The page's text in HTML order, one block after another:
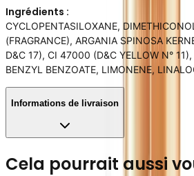
Ingrédients :
CYCLOPENTASILOXANE,
(FRAGRANCE), ARGANIA SPINOSA
D&C 17), CI 47000 (D&C YELLOW N°
BENZYL BENZOATE, LIMONENE,
Informations de livraison
Cela pourrait aussi